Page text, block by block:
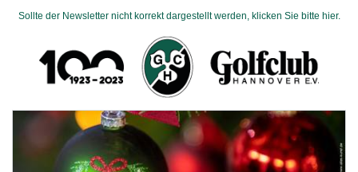
Sollte der Newsletter nicht korrekt dargestellt werden, klicken Sie bitte hier.